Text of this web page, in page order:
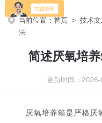
当前位置：首页 >技术
法
简述厌氧培
更新时间：
厌氧培养箱是严格厌氧